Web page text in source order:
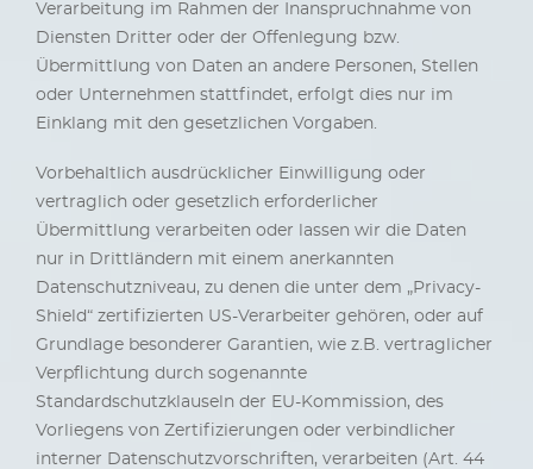
Verarbeitung im Rahmen der Inanspruchnahme von
Diensten Dritter oder der Offenlegung bzw.
Übermittlung von Daten an andere Personen, Stellen
oder Unternehmen stattfindet, erfolgt dies nur im
Einklang mit den gesetzlichen Vorgaben.
Vorbehaltlich ausdrücklicher Einwilligung oder
vertraglich oder gesetzlich erforderlicher
Übermittlung verarbeiten oder lassen wir die Daten
nur in Drittländern mit einem anerkannten
Datenschutzniveau, zu denen die unter dem „Privacy-
Shield“ zertifizierten US-Verarbeiter gehören, oder auf
Grundlage besonderer Garantien, wie z.B. vertraglicher
Verpflichtung durch sogenannte
Standardschutzklauseln der EU-Kommission, des
Vorliegens von Zertifizierungen oder verbindlicher
interner Datenschutzvorschriften, verarbeiten (Art. 44